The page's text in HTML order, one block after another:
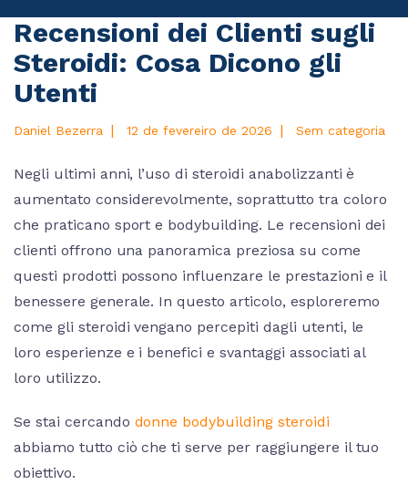
Recensioni dei Clienti sugli
Steroidi: Cosa Dicono gli
Utenti
Daniel Bezerra | 12 de fevereiro de 2026 | Sem categoria
Negli ultimi anni, l’uso di steroidi anabolizzanti è
aumentato considerevolmente, soprattutto tra coloro
che praticano sport e bodybuilding. Le recensioni dei
clienti offrono una panoramica preziosa su come
questi prodotti possono influenzare le prestazioni e il
benessere generale. In questo articolo, esploreremo
come gli steroidi vengano percepiti dagli utenti, le
loro esperienze e i benefici e svantaggi associati al
loro utilizzo.
Se stai cercando donne bodybuilding steroidi
abbiamo tutto ciò che ti serve per raggiungere il tuo
obiettivo.